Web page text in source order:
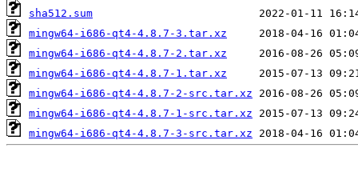
sha512.sum
mingw64-i686-qt4-4.8.7-3.tar.xz
mingw64-i686-qt4-4.8.7-2.tar.xz
mingw64-i686-qt4-4.8.7-1.tar.xz
mingw64-i686-qt4-4.8.7-2-src.tar.xz
mingw64-i686-qt4-4.8.7-1-src.tar.xz
mingw64-i686-qt4-4.8.7-3-src.tar.xz